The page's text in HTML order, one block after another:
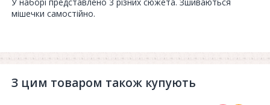
мішечки самостійно.
З цим товаром також купують